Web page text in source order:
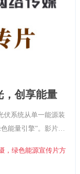
，创享能量
伏系统从单一能源装
能量引擎”。影片通
术，更看到由清洁
，绿色能源宣传片方